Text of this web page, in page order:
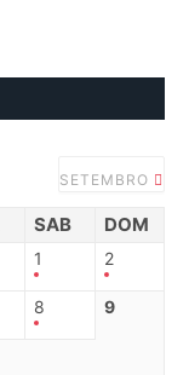
SETEMBRO
SAB DOM
1 2
8 9